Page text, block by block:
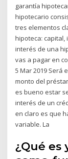
garantía
hipotecario
tres elementos
hipoteca: capital,
interés de una
vas a pagar en
5 Mar 2019 Será
monto del
es bueno estar
interés de un
en claro es que
variable. La
¿Qué es